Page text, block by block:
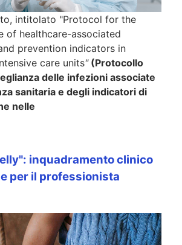
intitolato "Protocol for the
of healthcare-associated
prevention indicators in
care units"(Protocollo
delle infezioni associate
sanitaria e degli indicatori di
nelle
inquadramento clinico
per il professionista